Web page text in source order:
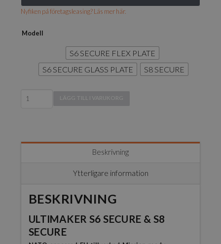
Nyfiken på företagsleasing? Läs mer här.
Modell
S6 SECURE FLEX PLATE
S6 SECURE GLASS PLATE
S8 SECURE
S8)
LÄGG TILL I VARUKORG
Beskrivning
Ytterligare information
BESKRIVNING
ULTIMAKER S6 SECURE & S8
SECURE